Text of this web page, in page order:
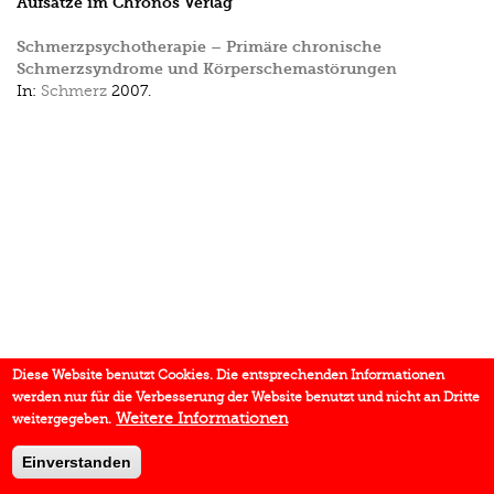
Schmerzpsychotherapie – Primäre chronische
Schmerzsyndrome und Körperschemastörungen
In: Schmerz 2007.
Diese Website benutzt Cookies. Die entsprechenden Informationen
werden nur für die Verbesserung der Website benutzt und nicht an Dritte
weitergegeben. Weitere Informationen
Einverstanden